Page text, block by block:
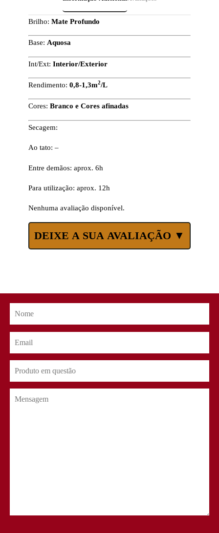
Brilho: Mate Profundo
Base: Aquosa
Int/Ext: Interior/Exterior
Rendimento: 0,8-1,3m2/L
Cores: Branco e Cores afinadas
Secagem:
Ao tato: –
Entre demãos: aprox. 6h
Para utilização: aprox. 12h
Nenhuma avaliação disponível.
DEIXE A SUA AVALIAÇÃO ▼